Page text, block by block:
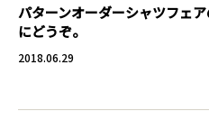
パターンオーダーシャツフェ
にどうぞ。
2018.06.29